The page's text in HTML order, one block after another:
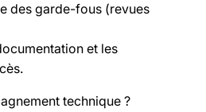
des garde-fous (revues
et les
technique ?